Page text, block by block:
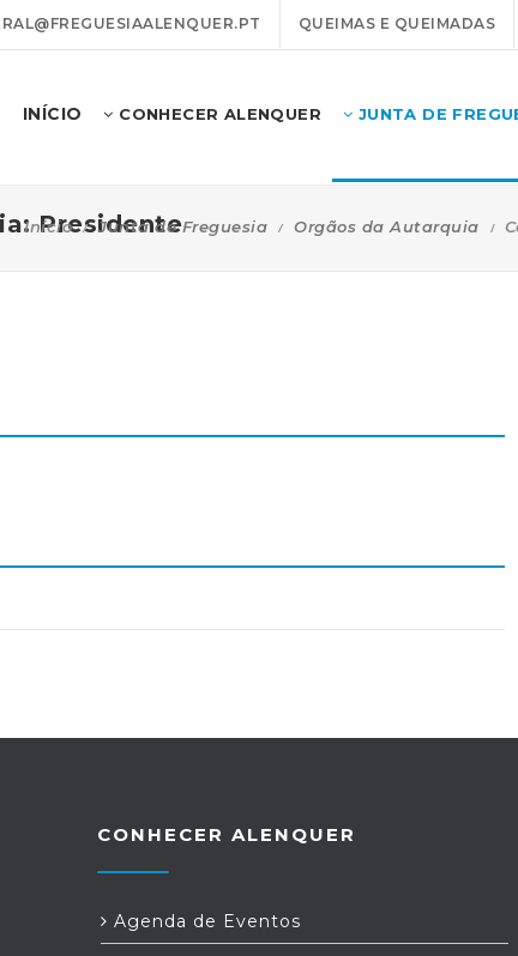
QUEIMAS E QUEIMADAS
INÍCIO CONHECER ALENQUER JUNTA DE
Presidente
Início Junta de Freguesia Orgãos da Autarquia
CONHECER ALENQUER
Agenda de Eventos